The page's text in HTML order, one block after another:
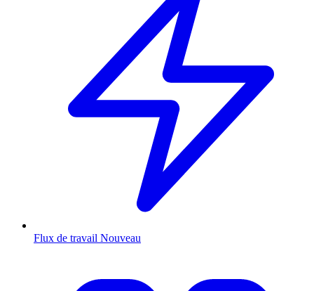
Flux de travail Nouveau